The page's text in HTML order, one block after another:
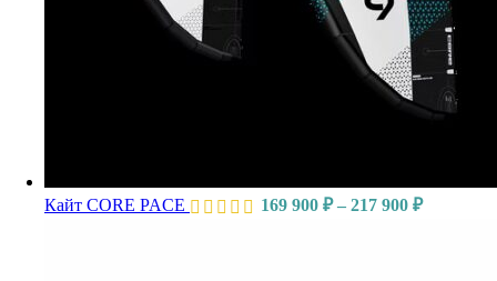
Кайт CORE PACE 169 900 ₽ – 217 900 ₽